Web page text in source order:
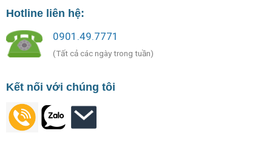
Hotline liên hệ:
0901.49.7771
(Tất cả các ngày trong tuần)
Kết nối với chúng tôi